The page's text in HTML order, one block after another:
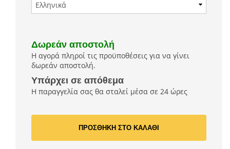
Δωρεάν αποστολή
Η αγορά πληροί τις προϋποθέσεις για να γίνει
δωρεάν αποστολή.
Υπάρχει σε απόθεμα
Η παραγγελία σας θα σταλεί μέσα σε 24 ώρες
ΠΡΟΣΘΗΚΗ ΣΤΟ ΚΑΛΑΘΙ